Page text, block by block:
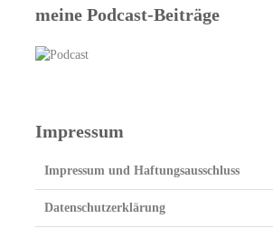
meine Podcast-Beiträge
Impressum
Impressum und Haftungsausschluss
Datenschutzerklärung